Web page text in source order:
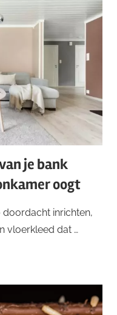
je bank
oogt
inrichten,
vloerkleed dat …